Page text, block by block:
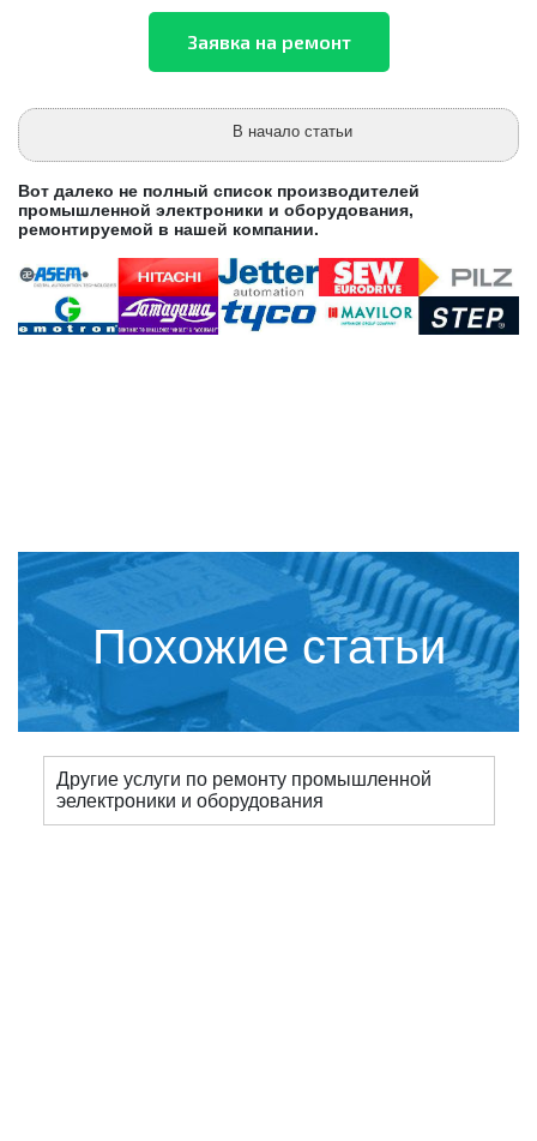
В начало статьи
Вот далеко не полный список производителей
промышленной электроники и оборудования,
ремонтируемой в нашей компании.
Похожие статьи
Другие услуги по ремонту промышленной
эелектроники и оборудования